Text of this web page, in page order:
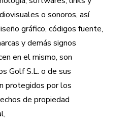
o sonoros, así
gráfico, códigos fuente,
y demás signos
en el mismo, son
Golf S.L. o de sus
protegidos por los
de propiedad